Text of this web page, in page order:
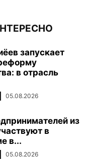
запускает
в отрасль
05.08.2026
из
в
в...
05.08.2026